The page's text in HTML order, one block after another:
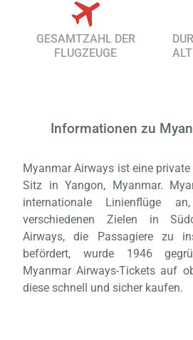
GESAMTZAHL DER
FLUGZEUGE
Informationen zu
Myanmar Airways ist eine
Sitz in Yangon, Myanmar.
internationale Linienflüge
verschiedenen Zielen in
Airways, die Passagiere zu
befördert, wurde 1946
Myanmar Airways-Tickets auf
diese schnell und sicher kaufen.